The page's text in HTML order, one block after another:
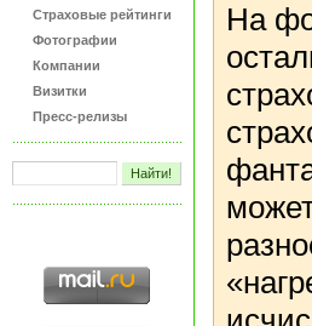
Страховые рейтинги
Фотографии
Компании
Визитки
Пресс-релизы
На